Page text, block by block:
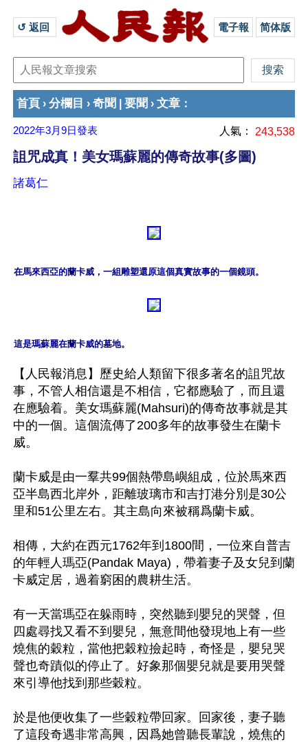
↺ 返回 電子報 简体版
首頁 › 分欄目 › 奇聞 要聞 › 文章 ：
2022年3月9日發表 人氣： 243,538
詛咒成真！美女瑪蘇麗的傳奇故事(多圖)
諸葛仁
在馬來西亞的蘭卡威，一組雕塑還原這個真實故事的一個鏡頭。
這是瑪蘇麗在蘭卡威的墓地。
【人民報消息】歷史給人類留下很多著名的詛咒故
事，不管人相信還是不相信，它都應驗了，而且還
在應驗着。美女瑪蘇麗(Mahsuri)的傳奇故事就是其
中的一個。這個流傳了200多年的故事發生在蘭卡
威。
蘭卡威是由一羣共99個熱帶島嶼組成，位於馬來西
亞半島西北岸外，距離玻璃市和吉打港分別是30公
里和51公里左右。其主島向來被稱爲蘭卡威。
相傳，大約在西元1762年到1800間，一位來自普吉
的年輕人瑪亞(Pandak Maya)，帶着妻子及女兒到蘭
卡威定居，過着窮困的農耕生活。
有一天當瑪亞在躲雨時，突然聽到嬰兒的哭聲，但
四處尋找又看不到嬰兒，無意間他發現地上有一些
燒焦的穀粒，當他把穀粒撿起時，奇怪是，嬰兒哭
聲也奇蹟似的停止了。好象那個嬰兒就是要用哭聲
來引導他找到那些穀粒。
於是他便收集了一些穀粒帶回家。回家後，妻子聽
了這段奇遇非常高興，因爲她曾聽長輩說，燒焦的